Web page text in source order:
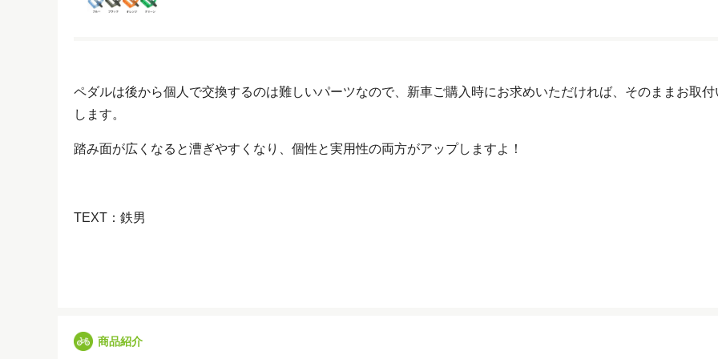
ペダルは後から個人で交換するのは難しいパーツなので、新車ご購入時にお求めいただければ、そのままお取付
します。
踏み面が広くなると漕ぎやすくなり、個性と実用性の両方がアップしますよ！
TEXT：鉄男
商品紹介